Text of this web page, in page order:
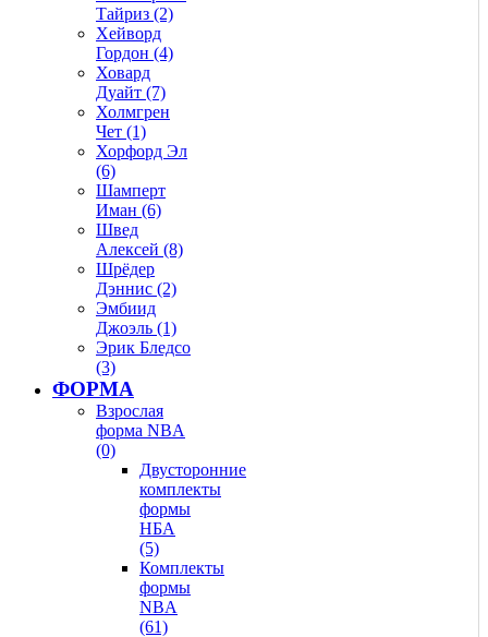
Тайриз (2)
Хейворд
Гордон (4)
Ховард
Дуайт (7)
Холмгрен
Чет (1)
Хорфорд Эл
(6)
Шамперт
Иман (6)
Швед
Алексей (8)
Шрёдер
Дэннис (2)
Эмбиид
Джоэль (1)
Эрик Бледсо
(3)
ФОРМА
Взрослая
форма NBA
(0)
Двусторонние
комплекты
формы
НБА
(5)
Комплекты
формы
NBA
(61)